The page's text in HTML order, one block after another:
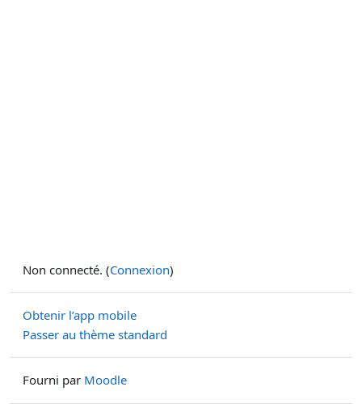
Non connecté. (Connexion)
Obtenir l’app mobile
Passer au thème standard
Fourni par Moodle